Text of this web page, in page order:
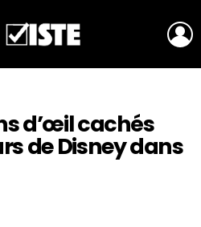
d’œil cachés
de Disney dans